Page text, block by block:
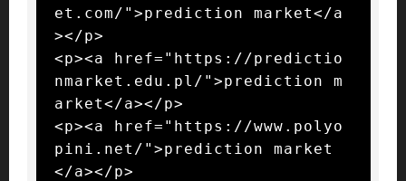
et.com/">prediction market</a
></p>
<p><a href="https://predictio
nmarket.edu.pl/">prediction m
arket</a></p>
<p><a href="https://www.polyo
pini.net/">prediction market
</a></p>